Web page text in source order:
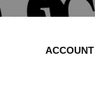
ACCOUNT